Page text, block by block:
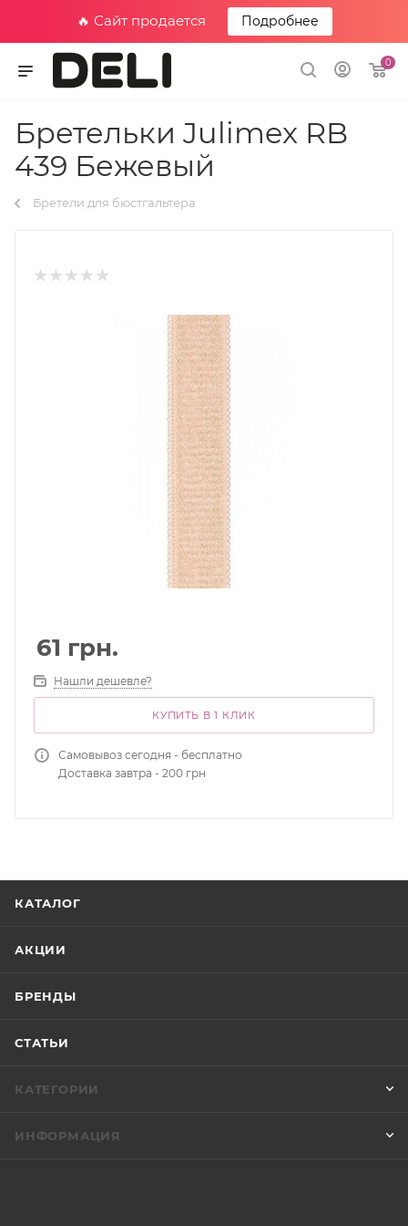
🔥 Сайт продается Подробнее
0
Бретельки Julimex RB
439 Бежевый
Бретели для бюстгальтера
61 грн.
Нашли дешевле?
КУПИТЬ В 1 КЛИК
Самовывоз сегодня - бесплатно
Доставка завтра - 200 грн
КАТАЛОГ
АКЦИИ
БРЕНДЫ
СТАТЬИ
КАТЕГОРИИ
ИНФОРМАЦИЯ